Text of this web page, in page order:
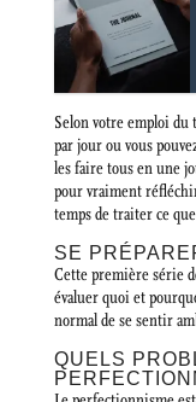
Selon votre emploi du
par jour ou vous
les faire tous en une
pour vraiment
temps de traiter ce
SE
Cette première série
évaluer quoi et
normal de se sentir
QUELS